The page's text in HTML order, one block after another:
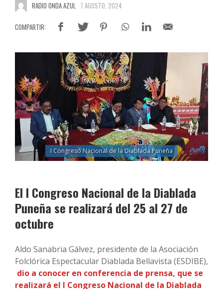
RADIO ONDA AZUL 7 AGOSTO, 2024
I Congreso Nacional de la Diablada Puneña
El I Congreso Nacional de la Diablada
Puneña se realizará del 25 al 27 de
octubre
Aldo Sanabria Gálvez, presidente de la Asociación
Folclórica Espectacular Diablada Bellavista (ESDIBE),
dio a conocer en conferencia de prensa, que se
realizará el I Congreso Nacional de la Diablada